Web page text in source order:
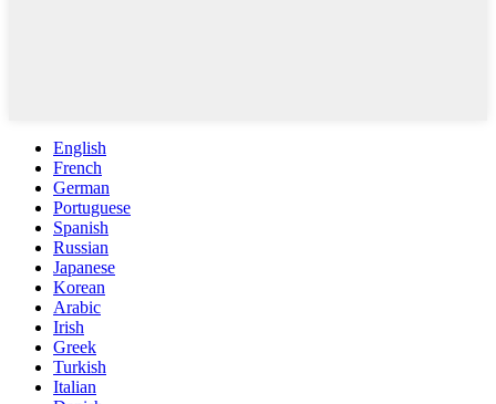
English
French
German
Portuguese
Spanish
Russian
Japanese
Korean
Arabic
Irish
Greek
Turkish
Italian